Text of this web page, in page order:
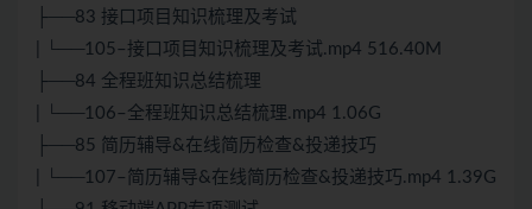
├──83 接口项目知识梳理及考试
| └──105–接口项目知识梳理及考试.mp4 516.40M
├──84 全程班知识总结梳理
| └──106–全程班知识总结梳理.mp4 1.06G
├──85 简历辅导&在线简历检查&投递技巧
| └──107–简历辅导&在线简历检查&投递技巧.mp4 1.39G